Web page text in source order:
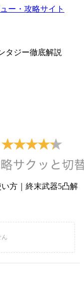
タジー徹底解説
方｜終末武器5凸解